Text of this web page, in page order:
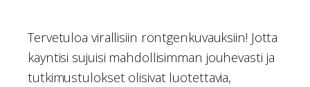
Tervetuloa virallisiin röntgenkuvauksiin! Jotta
käyntisi sujuisi mahdollisimman jouhevasti ja
tutkimustulokset olisivat luotettavia,